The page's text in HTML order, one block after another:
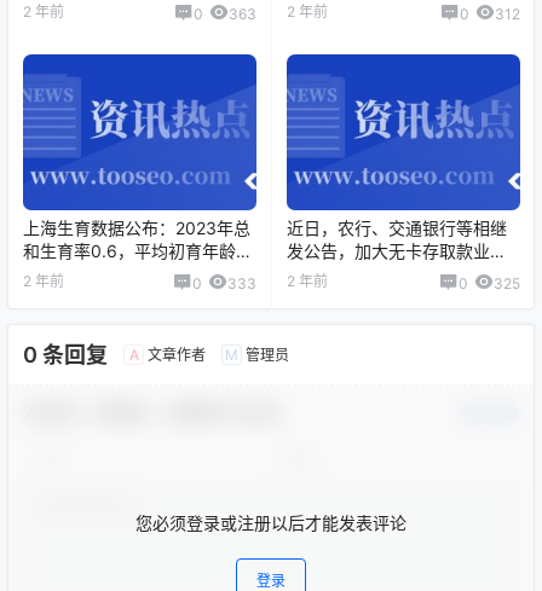
2 年前 0 363 2 年前 0 312
上海生育数据公布：2023年总
和生育率0.6，平均初育年龄
31.66岁。
2 年前 0 333
近日，农行、交通银行等相继
发公告，加大无卡存取款业务
限制。
2 年前 0 325
0 条回复 A 文章作者 M 管理员
您必须登录或注册以后才能发表评论
登录